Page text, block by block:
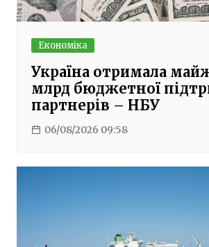
Економіка
Україна отримала
млрд бюджетної
партнерів – НБУ
06/08/2026 09:58